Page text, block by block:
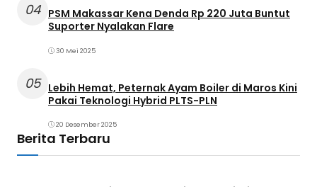
04 PSM Makassar Kena Denda Rp 220 Juta Buntut
Suporter Nyalakan Flare
30 Mei 2025
05 Lebih Hemat, Peternak Ayam Boiler di Maros Kini
Pakai Teknologi Hybrid PLTS-PLN
20 Desember 2025
Berita Terbaru